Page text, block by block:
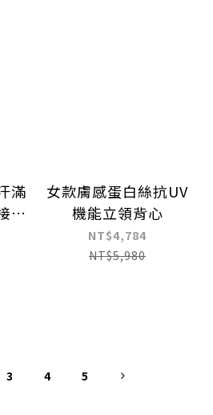
滿
造
女款膚感蛋白絲抗UV
機能立領背心
NT$4,784
NT$5,980
3 4 5